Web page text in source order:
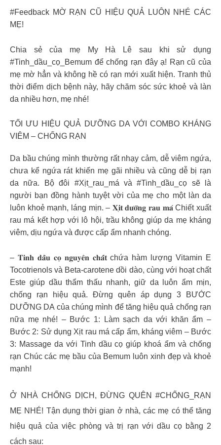
#Feedback MỜ RẠN CŨ HIỆU QUẢ LUÔN NHÉ CÁC
MẸ!
Chia sẻ của mẹ My Hà Lê sau khi sử dụng
#Tinh_dầu_cọ_Bemum để chống rạn đây ạ! Rạn cũ của
mẹ mờ hẳn và không hề có rạn mới xuất hiện. Tranh thủ
thời điểm dịch bệnh này, hãy chăm sóc sức khoẻ và làn
da nhiều hơn, mẹ nhé!
TỐI ƯU HIỆU QUẢ DƯỠNG DA VỚI COMBO KHÁNG
VIÊM – CHỐNG RẠN
Da bầu chúng mình thường rất nhạy cảm, dễ viêm ngứa,
chưa kể ngứa rát khiến mẹ gãi nhiều và cũng dễ bị rạn
da nữa. Bộ đôi #Xịt_rau_má và #Tinh_dầu_cọ sẽ là
người bạn đồng hành tuyệt vời của mẹ cho một làn da
luôn khoẻ mạnh, láng mịn. – 𝐗𝐢̣𝐭 𝐝𝐮̛𝐨̛̃𝐧𝐠 𝐫𝐚𝐮 𝐦𝐚́ Chiết xuất
rau má kết hợp với lô hội, trầu không giúp da mẹ kháng
viêm, dịu ngứa và được cấp ẩm nhanh chóng.
– 𝐓𝐢𝐧𝐡 𝐝𝐚̂̀𝐮 𝐜𝐨̣ 𝐧𝐠𝐮𝐲𝐞̂𝐧 𝐜𝐡𝐚̂́𝐭 chứa hàm lượng Vitamin E
Tocotrienols và Beta-carotene dồi dào, cùng với hoạt chất
Este giúp dầu thẩm thấu nhanh, giữ da luôn ẩm mịn,
chống rạn hiệu quả. Đừng quên áp dụng 3 BƯỚC
DƯỠNG DA của chúng mình để tăng hiệu quả chống rạn
nữa mẹ nhé! – Bước 1: Làm sạch da với khăn ẩm –
Bước 2: Sử dụng Xịt rau má cấp ẩm, kháng viêm – Bước
3: Massage da với Tinh dầu cọ giúp khoá ẩm và chống
rạn Chúc các mẹ bầu của Bemum luôn xinh đẹp và khoẻ
mạnh!
Ở NHÀ CHỐNG DỊCH, ĐỪNG QUÊN #CHỐNG_RẠN
MẸ NHÉ! Tận dụng thời gian ở nhà, các mẹ có thể tăng
hiệu quả của việc phòng và trị rạn với dầu cọ bằng 2
cách sau: